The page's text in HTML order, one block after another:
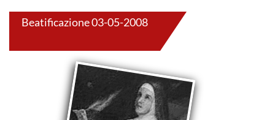
Beatificazione 03-05-2008